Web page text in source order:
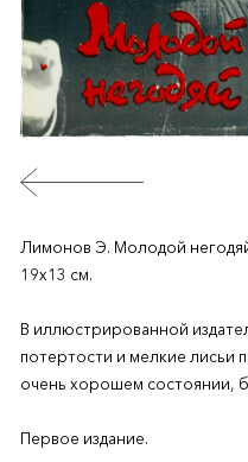
Лимонов Э. Молодой
19х13 см.
В иллюстрированной
потертости и мелкие лисьи
очень хорошем состоянии,
Первое издание.